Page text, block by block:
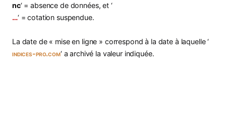
nc‘ = absence de données, et ‘
…‘ = cotation suspendue.
La date de « mise en ligne » correspond à la date à laquelle ‘
indices-pro.com‘ a archivé la valeur indiquée.